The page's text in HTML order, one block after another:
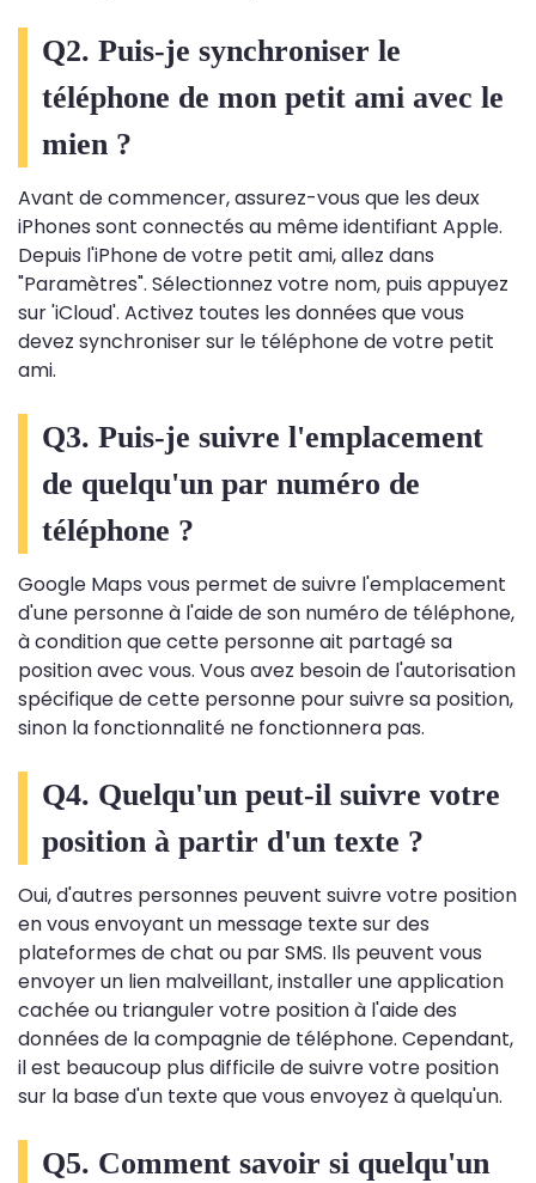
Q2. Puis-je synchroniser le
téléphone de mon petit ami avec le
mien ?
Avant de commencer, assurez-vous que les deux
iPhones sont connectés au même identifiant Apple.
Depuis l'iPhone de votre petit ami, allez dans
"Paramètres". Sélectionnez votre nom, puis appuyez
sur 'iCloud'. Activez toutes les données que vous
devez synchroniser sur le téléphone de votre petit
ami.
Q3. Puis-je suivre l'emplacement
de quelqu'un par numéro de
téléphone ?
Google Maps vous permet de suivre l'emplacement
d'une personne à l'aide de son numéro de téléphone,
à condition que cette personne ait partagé sa
position avec vous. Vous avez besoin de l'autorisation
spécifique de cette personne pour suivre sa position,
sinon la fonctionnalité ne fonctionnera pas.
Q4. Quelqu'un peut-il suivre votre
position à partir d'un texte ?
Oui, d'autres personnes peuvent suivre votre position
en vous envoyant un message texte sur des
plateformes de chat ou par SMS. Ils peuvent vous
envoyer un lien malveillant, installer une application
cachée ou trianguler votre position à l'aide des
données de la compagnie de téléphone. Cependant,
il est beaucoup plus difficile de suivre votre position
sur la base d'un texte que vous envoyez à quelqu'un.
Q5. Comment savoir si quelqu'un